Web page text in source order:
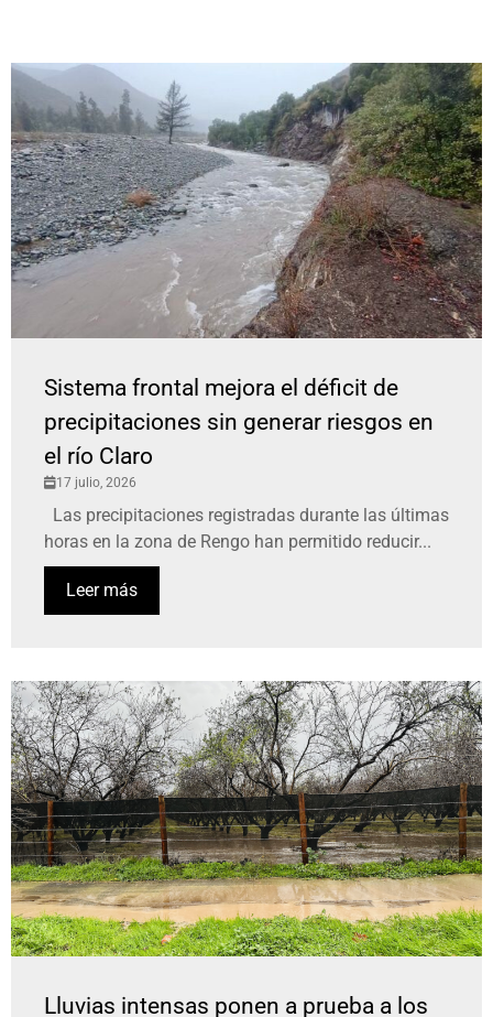
Sistema frontal mejora el déficit de
precipitaciones sin generar riesgos en
el río Claro
17 julio, 2026
Las precipitaciones registradas durante las últimas
horas en la zona de Rengo han permitido reducir...
Leer más
Lluvias intensas ponen a prueba a los